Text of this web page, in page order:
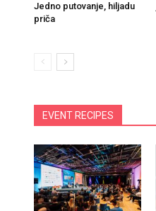
Jedno putovanje, hiljadu
priča
EVENT RECIPES